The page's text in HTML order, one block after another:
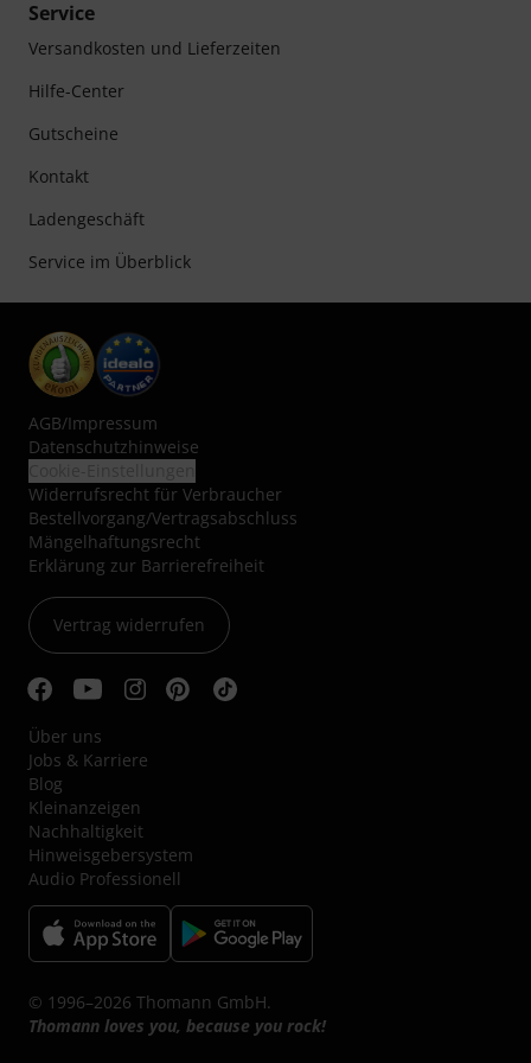
Service
Versandkosten und Lieferzeiten
Hilfe-Center
Gutscheine
Kontakt
Ladengeschäft
Service im Überblick
AGB/Impressum
Datenschutzhinweise
Widerrufsrecht für Verbraucher
Bestellvorgang/Vertragsabschluss
Mängelhaftungsrecht
Erklärung zur Barrierefreiheit
Vertrag widerrufen
Über uns
Jobs & Karriere
Blog
Kleinanzeigen
Nachhaltigkeit
Hinweisgebersystem
Audio Professionell
© 1996–2026 Thomann GmbH.
Thomann loves you, because you rock!